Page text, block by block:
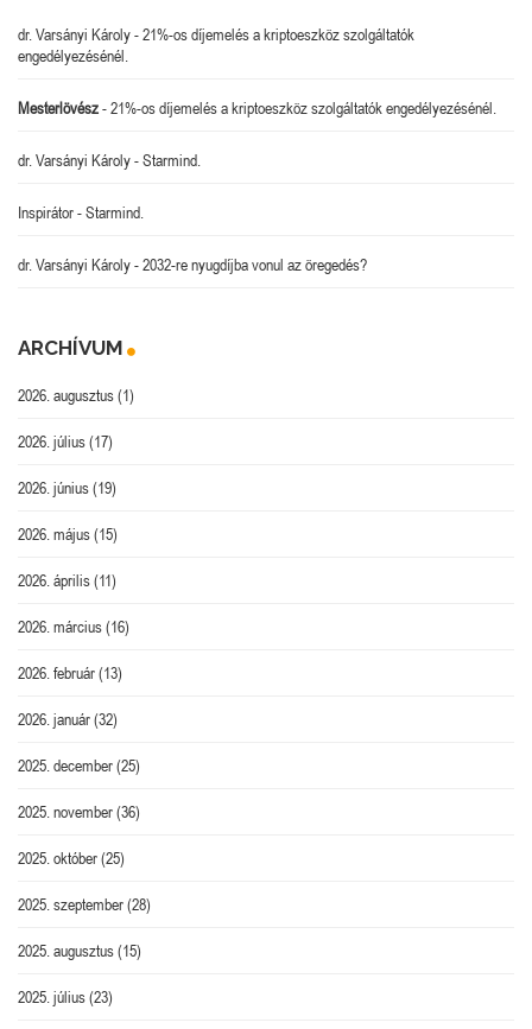
dr. Varsányi Károly-21%-os díjemelés a kriptoeszköz szolgáltatók
engedélyezésénél.
Mesterlövész-21%-os díjemelés a kriptoeszköz szolgáltatók engedélyezésénél.
dr. Varsányi Károly-Starmind.
Inspirátor-Starmind.
dr. Varsányi Károly-2032-re nyugdíjba vonul az öregedés?
ARCHÍVUM
2026. augusztus(1)
2026. július(17)
2026. június(19)
2026. május(15)
2026. április(11)
2026. március(16)
2026. február(13)
2026. január(32)
2025. december(25)
2025. november(36)
2025. október(25)
2025. szeptember(28)
2025. augusztus(15)
2025. július(23)